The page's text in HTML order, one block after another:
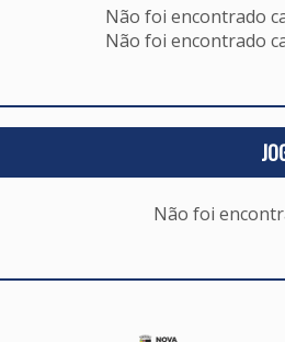
Não foi encontrado
Não foi encontrado
Não foi